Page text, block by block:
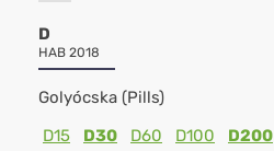
D
HAB 2018
Golyócska (Pills)
D15
D30 D60 D100 D200